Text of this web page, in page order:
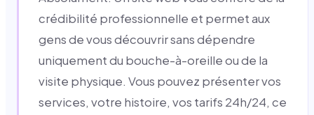
crédibilité professionnelle et permet aux
gens de vous découvrir sans dépendre
uniquement du bouche-à-oreille ou de la
visite physique. Vous pouvez présenter vos
services, votre histoire, vos tarifs 24h/24, ce